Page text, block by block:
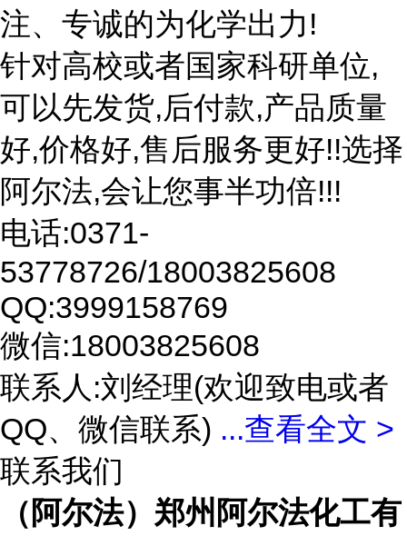
注、专诚的为化学出力!
针对高校或者国家科研单位,
可以先发货,后付款,产品质量
好,价格好,售后服务更好!!选择
阿尔法,会让您事半功倍!!!
电话:0371-
53778726/18003825608
QQ:3999158769
微信:18003825608
联系人:刘经理(欢迎致电或者
QQ、微信联系) ...查看全文 >
联系我们
（阿尔法）郑州阿尔法化工有